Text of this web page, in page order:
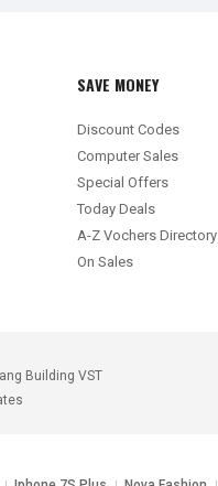
SAVE MONEY
Discount Codes
Computer Sales
Special Offers
Today Deals
A-Z Vochers Directory
On Sales
Building VST